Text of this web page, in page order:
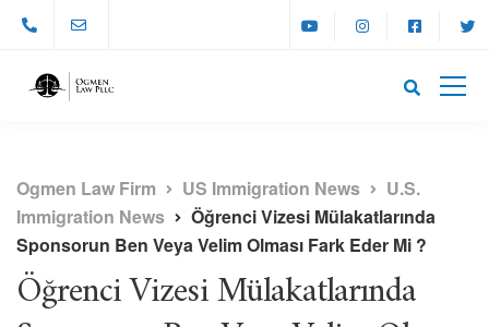
Ogmen Law Firm US Immigration News
U.S.
Immigration News
Öğrenci Vizesi Mülakatlarında
Sponsorun Ben Veya Velim Olması Fark Eder Mi ?
Öğrenci Vizesi Mülakatlarında